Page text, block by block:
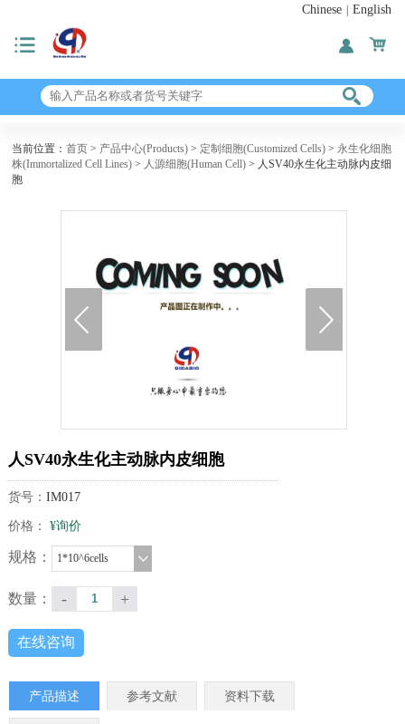
Chinese English
当前位置：首页 > 产品中心(Products) > 定制细胞(Customized Cells) > 永生化细胞
株(Immortalized Cell Lines) > 人源细胞(Human Cell) > 人SV40永生化主动脉内皮细
胞
人SV40永生化主动脉内皮细胞
货号： IM017
价格： ¥询价
规格： 1*10^6cells
数量： - +
在线咨询
产品描述 参考文献 资料下载